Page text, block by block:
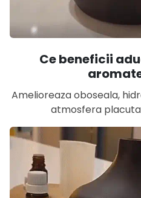
Ce beneficii
Amelioreaza oboseala,
atmosfera